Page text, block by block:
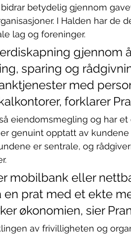
betydelig gjennom
I Halden har de
lag og foreninger.
gjennom
sparing og
med
forklarer
eiendomsmegling og har et
genuint opptatt av kundene
er sentrale, og
mobilbank eller
prat med et ekte
økonomien, sier
av frivilligheten og